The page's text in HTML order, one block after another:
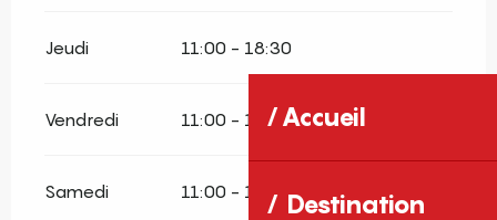
Accueil
Destination
Jeudi 11:00 - 18:30
Vendredi 11:00 - 18:30
Samedi 11:00 - 18:30